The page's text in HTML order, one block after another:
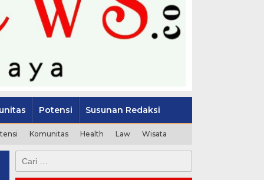
Potensi Susunan Redaksi
Komunitas Health Law Wisata
untuk: